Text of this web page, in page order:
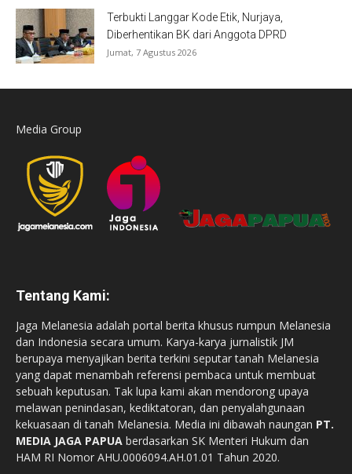
Terbukti Langgar Kode Etik, Nurjaya,
Diberhentikan BK dari Anggota DPRD
Jumat, 7 Agustus 2026
Media Group
Tentang Kami:
Jaga Melanesia adalah portal berita khusus rumpun Melanesia
dan Indonesia secara umum. Karya-karya jurnalistik JM
berupaya menyajikan berita terkini seputar tanah Melanesia
yang dapat menambah referensi pembaca untuk membuat
sebuah keputusan. Tak lupa kami akan mendorong upaya
melawan penindasan, kediktatoran, dan penyalahgunaan
kekuasaan di tanah Melanesia. Media ini dibawah naungan PT.
MEDIA JAGA PAPUA berdasarkan SK Menteri Hukum dan
HAM RI Nomor AHU.0006094.AH.01.01 Tahun 2020.